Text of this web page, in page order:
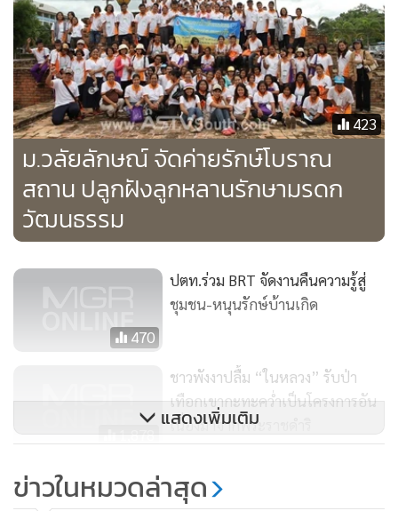
423
ม.วลัยลักษณ์ จัดค่ายรักษ์โบราณ
สถาน ปลูกฝังลูกหลานรักษามรดก
วัฒนธรรม
470
ปตท.ร่วม BRT จัดงานคืนความรู้สู่
ชุมชน-หนุนรักษ์บ้านเกิด
1,878
ชาวพังงาปลื้ม “ในหลวง” รับป่า
เทือกเขากะทะคว่ำเป็นโครงการอัน
เนื่องมาจากพระราชดำริ
เสพติดสร้างภูมิคุ้มกัน “ญาลันนันบา
แสดงเพิ่มเติม
ข่าวในหมวดล่าสุด